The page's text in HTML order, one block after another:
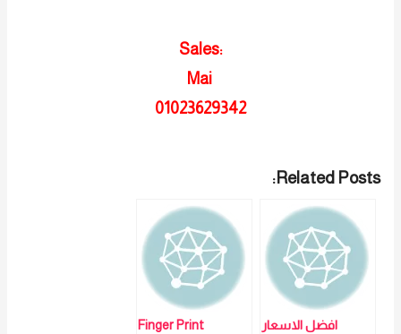
Sales:
Mai
01023629342
Related Posts:
افضل الاسعار
Finger Print